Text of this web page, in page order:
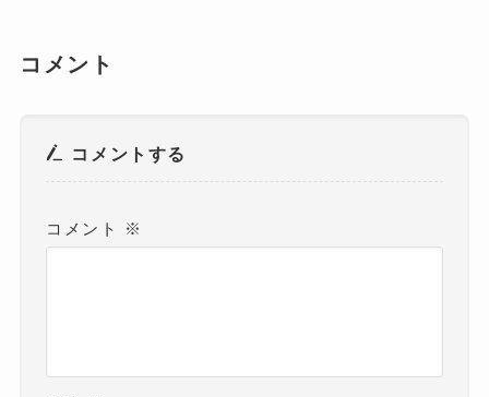
コメント
コメントする
コメント ※